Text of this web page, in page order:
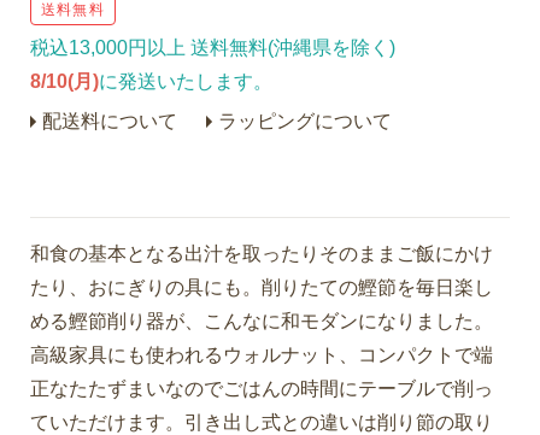
送料無料
税込13,000円以上 送料無料(沖縄県を除く)
8/10(月)に発送いたします。
配送料について
ラッピングについて
和食の基本となる出汁を取ったりそのままご飯にかけ
たり、おにぎりの具にも。削りたての鰹節を毎日楽し
める鰹節削り器が、こんなに和モダンになりました。
高級家具にも使われるウォルナット、コンパクトで端
正なたたずまいなのでごはんの時間にテーブルで削っ
ていただけます。引き出し式との違いは削り節の取り